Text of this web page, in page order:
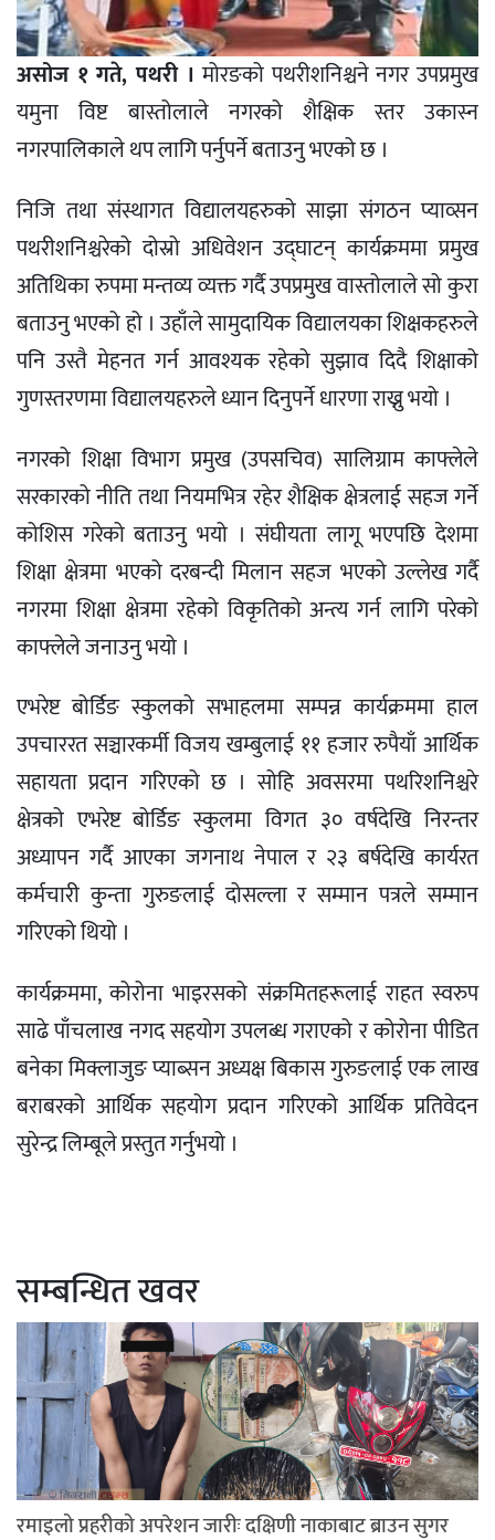
असोज १ गते, पथरी । मोरङको पथरीशनिश्चने नगर उपप्रमुख
यमुना विष्ट बास्तोलाले नगरको शैक्षिक स्तर उकास्न
नगरपालिकाले थप लागि पर्नुपर्ने बताउनु भएको छ ।
निजि तथा संस्थागत विद्यालयहरुको साझा संगठन प्याव्सन
पथरीशनिश्चरेको दोस्रो अधिवेशन उद्घाटन् कार्यक्रममा प्रमुख
अतिथिका रुपमा मन्तव्य व्यक्त गर्दै उपप्रमुख वास्तोलाले सो कुरा
बताउनु भएको हो । उहाँले सामुदायिक विद्यालयका शिक्षकहरुले
पनि उस्तै मेहनत गर्न आवश्यक रहेको सुझाव दिदै शिक्षाको
गुणस्तरणमा विद्यालयहरुले ध्यान दिनुपर्ने धारणा राख्नु भयो ।
नगरको शिक्षा विभाग प्रमुख (उपसचिव) सालिग्राम काफ्लेले
सरकारको नीति तथा नियमभित्र रहेर शैक्षिक क्षेत्रलाई सहज गर्ने
कोशिस गरेको बताउनु भयो । संघीयता लागू भएपछि देशमा
शिक्षा क्षेत्रमा भएको दरबन्दी मिलान सहज भएको उल्लेख गर्दै
नगरमा शिक्षा क्षेत्रमा रहेको विकृतिको अन्त्य गर्न लागि परेको
काफ्लेले जनाउनु भयो ।
एभरेष्ट बोर्डिङ स्कुलको सभाहलमा सम्पन्न कार्यक्रममा हाल
उपचाररत सञ्चारकर्मी विजय खम्बुलाई ११ हजार रुपैयाँ आर्थिक
सहायता प्रदान गरिएको छ । सोहि अवसरमा पथरिशनिश्चरे
क्षेत्रको एभरेष्ट बोर्डिङ स्कुलमा विगत ३० वर्षदेखि निरन्तर
अध्यापन गर्दै आएका जगनाथ नेपाल र २३ बर्षदेखि कार्यरत
कर्मचारी कुन्ता गुरुङलाई दोसल्ला र सम्मान पत्रले सम्मान
गरिएको थियो ।
कार्यक्रममा, कोरोना भाइरसको संक्रमितहरूलाई राहत स्वरुप
साढे पाँचलाख नगद सहयोग उपलब्ध गराएको र कोरोना पीडित
बनेका मिक्लाजुङ प्याब्सन अध्यक्ष बिकास गुरुङलाई एक लाख
बराबरको आर्थिक सहयोग प्रदान गरिएको आर्थिक प्रतिवेदन
सुरेन्द्र लिम्बूले प्रस्तुत गर्नुभयो ।
सम्बन्धित खवर
रमाइलो प्रहरीको अपरेशन जारीः दक्षिणी नाकाबाट ब्राउन सुगर